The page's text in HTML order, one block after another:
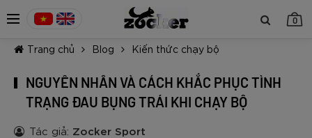
0
Trang chủ Blog Kiến thức chạy bộ
NGUYÊN NHÂN VÀ CÁCH KHẮC PHỤC TÌNH
TRẠNG ĐAU BỤNG TRÁI KHI CHẠY BỘ
Tác giả: Zocker Sport